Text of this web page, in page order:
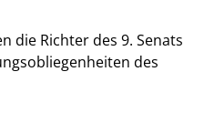
die Richter des 9. Senats
des